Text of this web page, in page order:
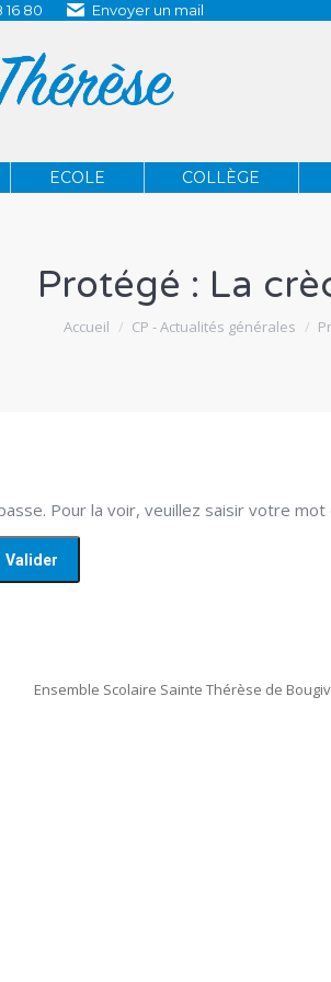
16 80 Envoyer un mail
ECOLE COLLÈGE
Protégé : La
Vous êtes ici :
Accueil CP - Actualités générales
Pour la voir, veuillez saisir votre mot
Ensemble Scolaire Sainte Thérèse de